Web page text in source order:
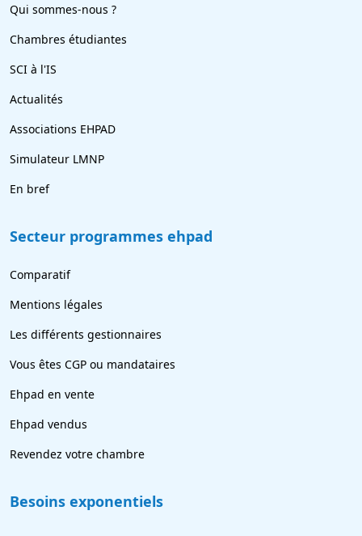
Qui sommes-nous ?
Chambres étudiantes
SCI à l'IS
Actualités
Associations EHPAD
Simulateur LMNP
En bref
Secteur programmes ehpad
Comparatif
Mentions légales
Les différents gestionnaires
Vous êtes CGP ou mandataires
Ehpad en vente
Ehpad vendus
Revendez votre chambre
Besoins exponentiels